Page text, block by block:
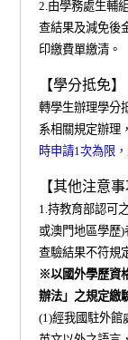
2.由學務處生輔
查結果及減免後
印繳費單繳清。
【學分抵免】
轉學生辦理學分
系相關規定辦理
時申請1次為限
【其他注意事
1.持教育部認可
或澳門地區學歷
查驗結果不符規
※以國外學歷資
辦法」之規定繳
(1)經我國駐外館